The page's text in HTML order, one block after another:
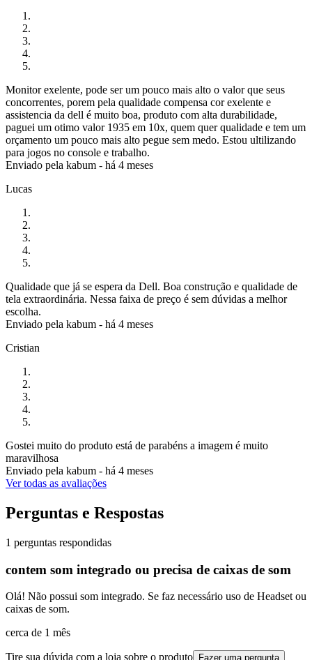
Monitor exelente, pode ser um pouco mais alto o valor que seus
concorrentes, porem pela qualidade compensa cor exelente e
assistencia da dell é muito boa, produto com alta durabilidade,
paguei um otimo valor 1935 em 10x, quem quer qualidade e tem um
orçamento um pouco mais alto pegue sem medo. Estou ultilizando
para jogos no console e trabalho.
Enviado pela kabum - há 4 meses
Lucas
Qualidade que já se espera da Dell. Boa construção e qualidade de
tela extraordinária. Nessa faixa de preço é sem dúvidas a melhor
escolha.
Enviado pela kabum - há 4 meses
Cristian
Gostei muito do produto está de parabéns a imagem é muito
maravilhosa
Enviado pela kabum - há 4 meses
Ver todas as avaliações
Perguntas e Respostas
1 perguntas respondidas
contem som integrado ou precisa de caixas de som
Olá! Não possui som integrado. Se faz necessário uso de Headset ou
caixas de som.
cerca de 1 mês
Tire sua dúvida com a loja sobre o produto Fazer uma pergunta